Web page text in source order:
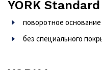
YORK Standard
поворотное основание
беэ специального